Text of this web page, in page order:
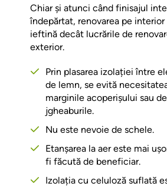
Chiar și atunci când finisajul
îndepărtat, renovarea pe interior
ieftină decât lucrările de
exterior.
Prin plasarea izolației între
de lemn, se evită
marginile acoperișului sau
jgheaburile.
Nu este nevoie de schele.
Etanșarea la aer este mai
fi făcută de beneficiar.
Izolația cu celuloză suflată